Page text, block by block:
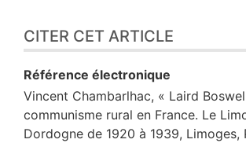
CITER CET ARTICLE
Référence électronique
Vincent Chambarlhac, « Laird
communisme rural en France. Le
Dordogne de 1920 à 1939, Limoges,